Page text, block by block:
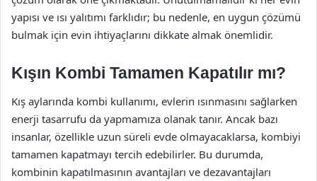
yapısı ve ısı yalıtımı farklıdır; bu nedenle, en uygun çözümü
bulmak için evin ihtiyaçlarını dikkate almak önemlidir.
Kışın Kombi Tamamen Kapatılır mı?
Kış aylarında kombi kullanımı, evlerin ısınmasını sağlarken
enerji tasarrufu da yapmamıza olanak tanır. Ancak bazı
insanlar, özellikle uzun süreli evde olmayacaklarsa, kombiyi
tamamen kapatmayı tercih edebilirler. Bu durumda,
kombinin kapatılmasının avantajları ve dezavantajları